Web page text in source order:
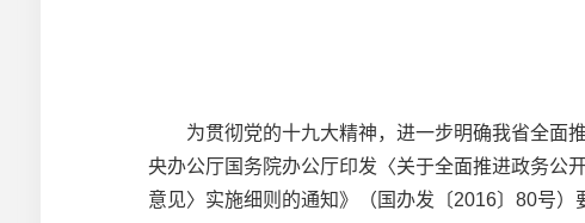
为贯彻党的十九大精神，进一步明确我省全面推
央办公厅国务院办公厅印发〈关于全面推进政务公
意见〉实施细则的通知》（国办发〔2016〕80号）